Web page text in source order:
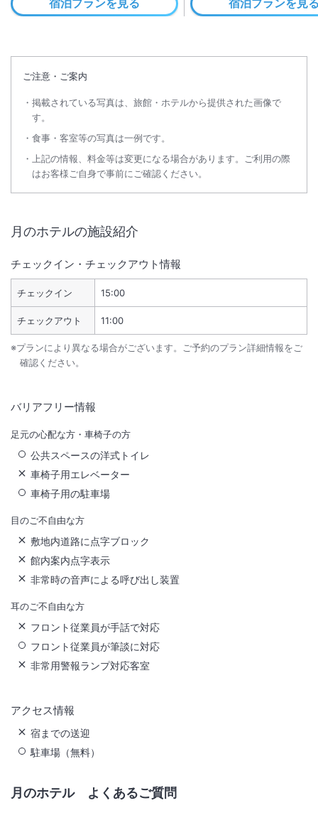
宿泊プランを見る
宿泊プランを見
ご注意・ご案内
掲載されている写真は、旅館・ホテルから提供された画像で
す。
食事・客室等の写真は一例です。
上記の情報、料金等は変更になる場合があります。ご利用の際
はお客様ご自身で事前にご確認ください。
月のホテルの施設紹介
チェックイン・チェックアウト情報
チェックイン 15:00
チェックアウト 11:00
※プランにより異なる場合がございます。ご予約のプラン詳細情報をご
確認ください。
バリアフリー情報
足元の心配な方・車椅子の方
公共スペースの洋式トイレ
車椅子用エレベーター
車椅子用の駐車場
目のご不自由な方
敷地内道路に点字ブロック
館内案内点字表示
非常時の音声による呼び出し装置
耳のご不自由な方
フロント従業員が手話で対応
フロント従業員が筆談に対応
非常用警報ランプ対応客室
アクセス情報
宿までの送迎
駐車場（無料）
月のホテルよくあるご質問